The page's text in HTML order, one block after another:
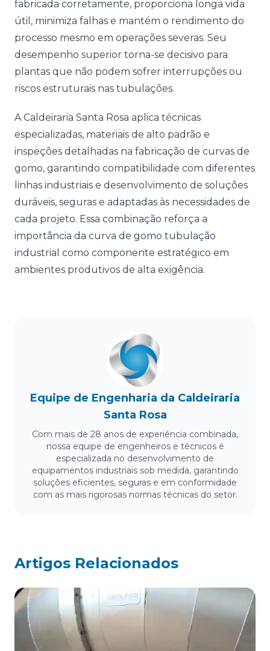
fabricada corretamente, proporciona longa vida
útil, minimiza falhas e mantém o rendimento do
processo mesmo em operações severas. Seu
desempenho superior torna-se decisivo para
plantas que não podem sofrer interrupções ou
riscos estruturais nas tubulações.
A Caldeiraria Santa Rosa aplica técnicas
especializadas, materiais de alto padrão e
inspeções detalhadas na fabricação de curvas de
gomo, garantindo compatibilidade com diferentes
linhas industriais e desenvolvimento de soluções
duráveis, seguras e adaptadas às necessidades de
cada projeto. Essa combinação reforça a
importância da curva de gomo tubulação
industrial como componente estratégico em
ambientes produtivos de alta exigência.
Equipe de Engenharia da Caldeiraria
Santa Rosa
Com mais de 28 anos de experiência combinada,
nossa equipe de engenheiros e técnicos é
especializada no desenvolvimento de
equipamentos industriais sob medida, garantindo
soluções eficientes, seguras e em conformidade
com as mais rigorosas normas técnicas do setor.
Artigos Relacionados